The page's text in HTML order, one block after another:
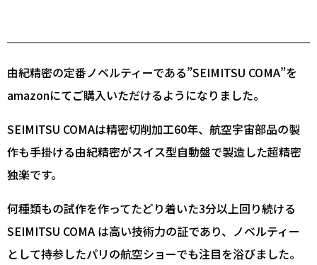
由紀精密の定番ノベルティーである”SEIMITSU COMA”を
amazonにてご購入いただけるようになりました。
SEIMITSU COMAは精密切削加工60年、航空宇宙部品の製
作も手掛ける由紀精密がスイス型自動盤で製造した超精密
独楽です。
何種類もの試作を作ってたどり着いた3分以上回り続ける
SEIMITSU COMA は高い技術力の証であり、ノベルティー
として持参したパリの航空ショーでも注目を浴びました。